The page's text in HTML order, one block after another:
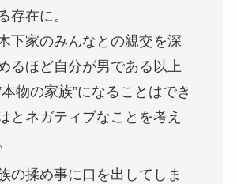
存在に。
下家のみんなとの親交を深
るほど自分が男である以上
物の家族”になることはでき
とネガティブなことを考え
の揉め事に口を出してしま